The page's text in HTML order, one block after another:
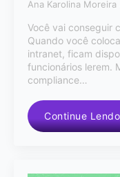
Ana Karolina Moreira
Você vai conseguir
Quando você
intranet, ficam
funcionários lerem.
compliance…
Continue Lendo